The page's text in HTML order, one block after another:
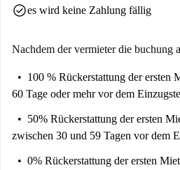
check_circlees wird keine Zahlung fällig
Nachdem der vermieter die buchung
100 % Rückerstattung der ersten
60 Tage oder mehr vor dem
50% Rückerstattung der ersten
zwischen 30 und 59 Tagen vor dem
0% Rückerstattung der ersten